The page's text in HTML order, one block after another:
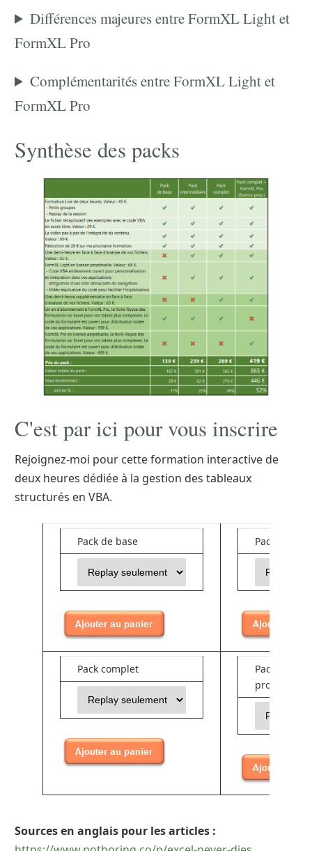
Différences majeures entre FormXL Light et
FormXL Pro
Complémentarités entre FormXL Light et
FormXL Pro
Synthèse des packs
C'est par ici pour vous inscrire
Rejoignez-moi pour cette formation interactive de
deux heures dédiée à la gestion des tableaux
structurés en VBA.
Pack de base Pack
Pack complet
Pack
pro (lic.
Sources en anglais pour les articles :